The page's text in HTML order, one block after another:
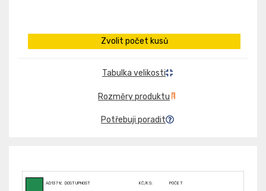
Zvolit počet kusů
Tabulka velikosti
Rozměry produktu
Potřebuji poradit
AD13716 DOSTUPNOST KČ/KS: POČET